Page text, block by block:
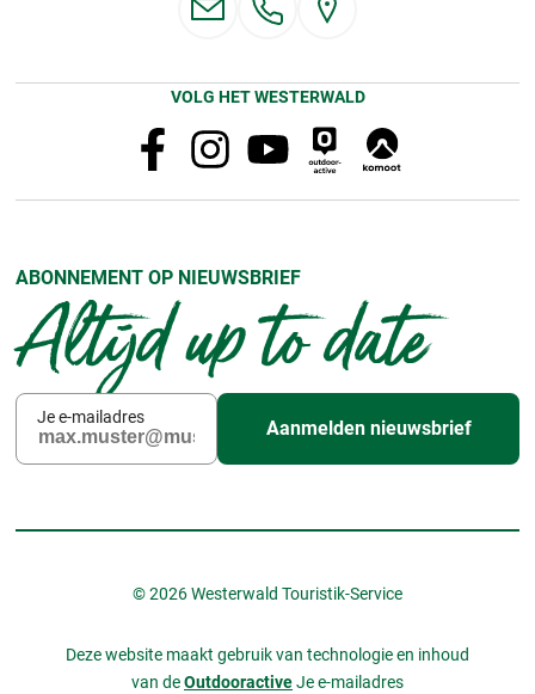
VOLG HET WESTERWALD
ABONNEMENT OP NIEUWSBRIEF
Altijd up to date
Je e-mailadres
Aanmelden nieuwsbrief
© 2026 Westerwald Touristik-Service
Deze website maakt gebruik van technologie en inhoud
van deOutdooractiveJe e-mailadres